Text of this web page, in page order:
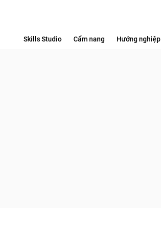
Skills Studio Cẩm nang Hướng nghiệp